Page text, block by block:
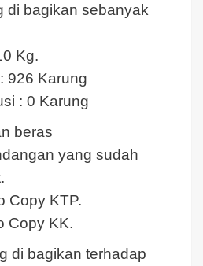
di bagikan sebanyak
Kg.
926 Karung
: 0 Karung
beras
yang sudah
Copy KTP.
Copy KK.
di bagikan terhadap